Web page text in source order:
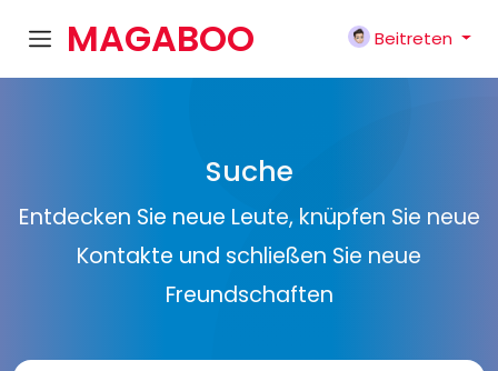
MAGABOO
Beitreten
Suche
Entdecken Sie neue Leute, knüpfen Sie neue
Kontakte und schließen Sie neue
Freundschaften